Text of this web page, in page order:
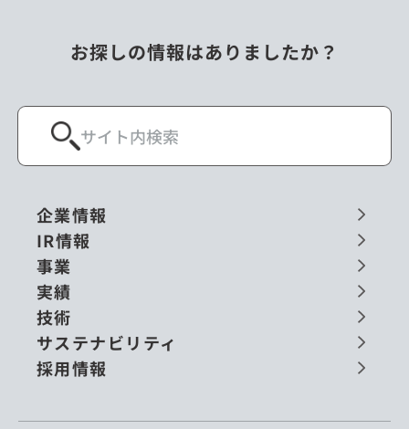
お探しの情報はありましたか？
企業情報
IR情報
事業
実績
技術
サステナビリティ
採用情報